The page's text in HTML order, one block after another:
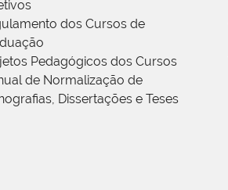
dos Cursos de
Pedagógicos dos Cursos
de Normalização de
Dissertações e Teses